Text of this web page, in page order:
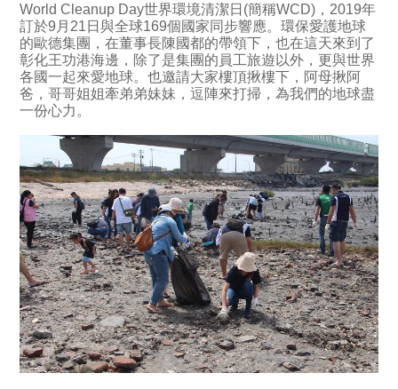
World Cleanup Day世界環境清潔日(簡稱WCD)，2019年
訂於9月21日與全球169個國家同步響應。環保愛護地球
的歐德集團，在董事長陳國都的帶領下，也在這天來到了
彰化王功港海邊，除了是集團的員工旅遊以外，更與世界
各國一起來愛地球。也邀請大家樓頂揪樓下，阿母揪阿
爸，哥哥姐姐牽弟弟妹妹，逗陣來打掃，為我們的地球盡
一份心力。